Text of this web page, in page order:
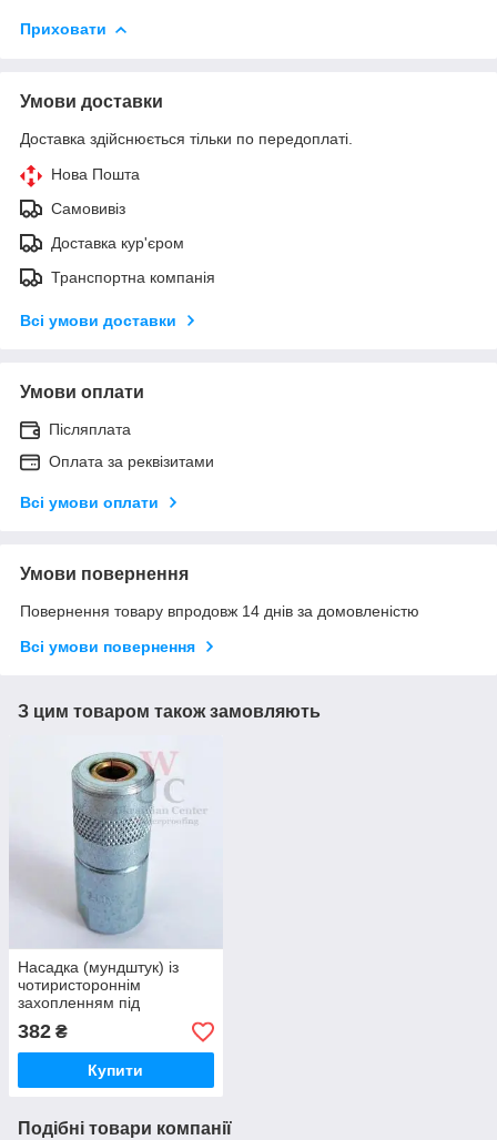
Приховати
Умови доставки
Доставка здійснюється тільки по передоплаті.
Нова Пошта
Самовивіз
Доставка кур'єром
Транспортна компанія
Всі умови доставки
Умови оплати
Післяплата
Оплата за реквізитами
Всі умови оплати
Умови повернення
Повернення товару впродовж 14 днів за домовленістю
Всі умови повернення
З цим товаром також замовляють
Насадка (мундштук) із
чотиристороннім
захопленням під
кеглеподібні ніпелі. 1
382 ₴
Купити
Подібні товари компанії